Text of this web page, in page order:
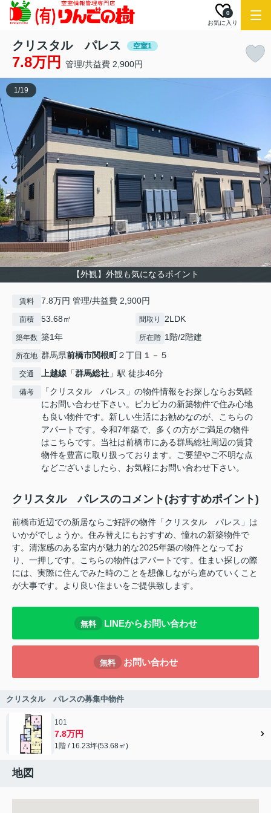
お気に入り
0
クリスタル パレス 空室1
7.8万円 管理/共益費 2,900円
【外観】外観も気になるポイント
1/19
賃料 7.8万円 管理/共益費 2,900円
面積 53.68㎡ 間取り 2LDK
築年数 築1年 所在階 1階/2階建
所在地 群馬県前橋市関根町２丁目１－５
交通 上越線 「群馬総社 」駅 徒歩46分
備考
「クリスタル パレス」の物件情報をお探しならお気軽
にお問い合わせ下さい。ピカピカの新築物件で住み心地
も良い物件です。新しい生活にお勧めなのが、こちらの
アパートです。令和7年築で、多くの方がご満足の物件
はこちらです。当社は前橋市にある群馬総社周辺の賃貸
物件を豊富に取り扱っております。ご要望やご不明な点
などございましたら、お気軽にお問い合わせ下さい。
クリスタル パレスのコメント(おすすめポイント)
前橋市近辺での新居ならご好評の物件「クリスタル パレス」は
いかがでしょうか。住み替えにもおすすめ、憧れの新築物件で
す。清潔感のある室内が魅力的な2025年築の物件となってお
り、一押しです。こちらの物件はアパートです。住まい探しの際
には、実際に住んでみた時のことを想像しながら進めていくこと
が大事です。より良い住まいをご提供致します。
無料 LINEからお問い合わせ
無料 お問い合わせ
クリスタル パレスの募集中物件
101
7.8万円
1階 / 16.23坪(53.68㎡)
地図